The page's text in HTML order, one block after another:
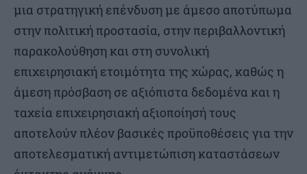
μια στρατηγική επένδυση με άμεσο αποτύπωμα
στην πολιτική προστασία, στην περιβαλλοντική
παρακολούθηση και στη συνολική
επιχειρησιακή ετοιμότητα της χώρας, καθώς η
άμεση πρόσβαση σε αξιόπιστα δεδομένα και η
ταχεία επιχειρησιακή αξιοποίησή τους
αποτελούν πλέον βασικές προϋποθέσεις για την
αποτελεσματική αντιμετώπιση καταστάσεων